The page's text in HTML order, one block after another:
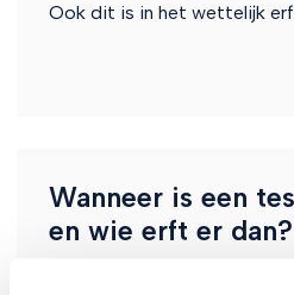
Ook dit is in het wettelijk
Wanneer is een
en wie erft er dan?
Het erfrecht is in